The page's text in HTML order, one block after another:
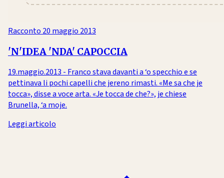
Racconto 20 maggio 2013
'N'IDEA 'NDA' CAPOCCIA
19.maggio.2013 - Franco stava davanti a ‘o specchio e se
pettinava li pochi capelli che jereno rimasti. «Me sa che je
tocca», disse a voce arta. «Je tocca de che?», je chiese
Brunella, ‘a moje.
Leggi articolo